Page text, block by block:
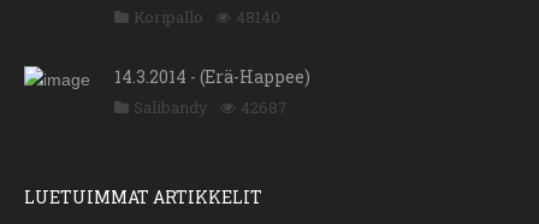
Koripallo 48140
14.3.2014 - (Erä-Happee)
Salibandy 42687
LUETUIMMAT ARTIKKELIT